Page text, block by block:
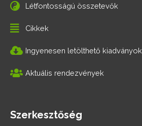
Létfontosságú összetevők
Cikkek
Ingyenesen letölthető kiadványok
Aktuális rendezvények
Szerkesztőség